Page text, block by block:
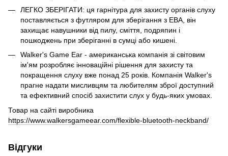
ЛЕГКО ЗБЕРІГАТИ: ця гарнітура для захисту органів слуху
поставляється з футляром для зберігання з ЕВА, він
захищає навушники від пилу, сміття, подряпин і
пошкоджень при зберіганні в сумці або кишені.
Walker's Game Ear - американська компанія зі світовим
ім'ям розробляє інноваційні рішення для захисту та
покращення слуху вже понад 25 років. Компанія Walker's
прагне надати мисливцям та любителям зброї доступний
та ефективний спосіб захистити слух у будь-яких умовах.
Товар на сайті виробника
https://www.walkersgameear.com/flexible-bluetooth-neckband/
Відгуки